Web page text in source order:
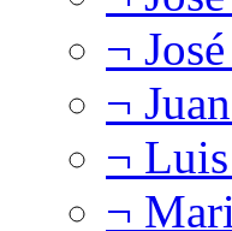
¬
¬
¬
¬